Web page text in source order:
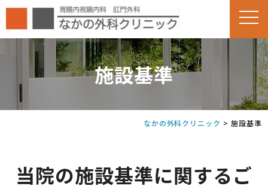
施設基準
なかの外科クリニック >施設基準
当院の施設基準に関するご